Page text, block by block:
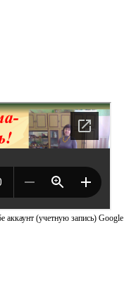
аккаунт (учетную запись)